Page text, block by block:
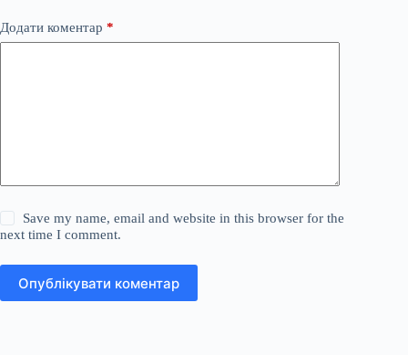
Додати коментар *
Save my name, email and website in this browser for the
next time I comment.
Опублікувати коментар